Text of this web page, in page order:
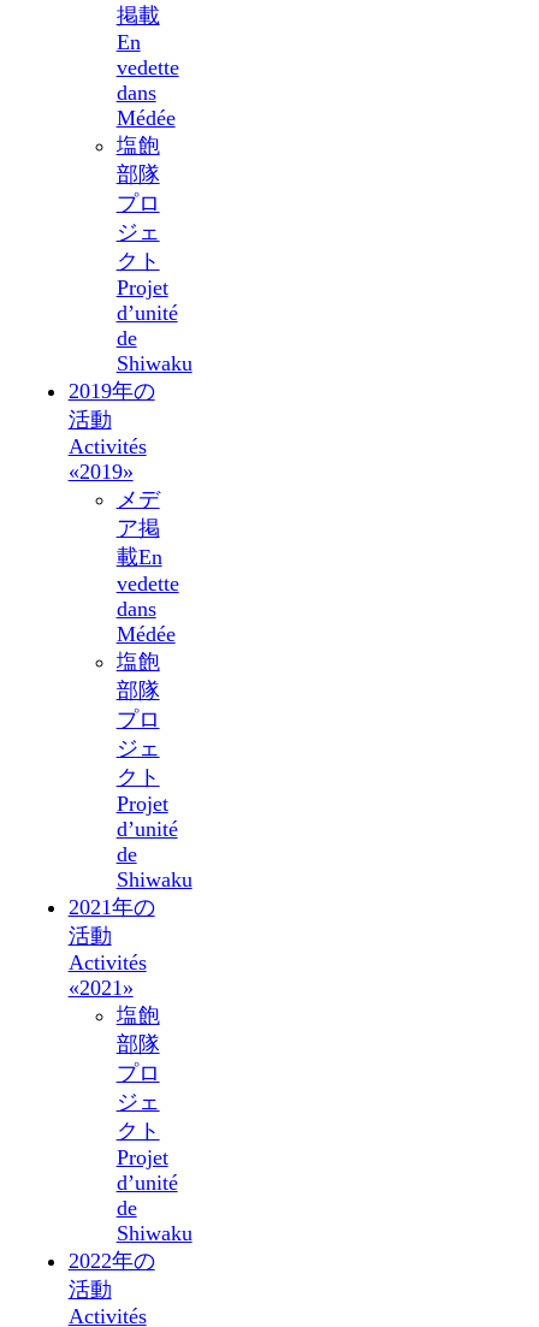
掲載
En
vedette
dans
Médée
塩飽
部隊
プロ
ジェ
クト
Projet
d’unité
de
Shiwaku
2019年の
活動
Activités
«2019»
メデ
ア掲
載En
vedette
dans
Médée
塩飽
部隊
プロ
ジェ
クト
Projet
d’unité
de
Shiwaku
2021年の
活動
Activités
«2021»
塩飽
部隊
プロ
ジェ
クト
Projet
d’unité
de
Shiwaku
2022年の
活動
Activités